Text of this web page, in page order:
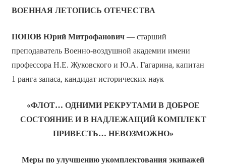
ВОЕННАЯ ЛЕТОПИСЬ ОТЕЧЕСТВА
ПОПОВ Юрий Митрофанович — старший
преподаватель Военно-воздушной академии имени
профессора Н.Е. Жуковского и Ю.А. Гагарина, капитан
1 ранга запаса, кандидат исторических наук
«ФЛОТ… ОДНИМИ РЕКРУТАМИ В ДОБРОЕ
СОСТОЯНИЕ И В НАДЛЕЖАЩИЙ КОМПЛЕКТ
ПРИВЕСТЬ… НЕВОЗМОЖНО»
Меры по улучшению укомплектования экипажей